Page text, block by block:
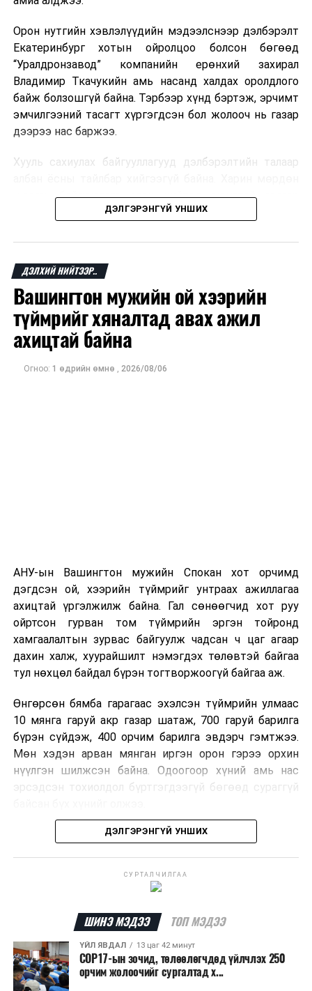
Мароккогийн хөдөлмөр эрхлэлтийн сайд мэдэгджээ.
Орон нутгийн хэвлэлүүдийн мэдээлснээр дэлбэрэлт
Екатеринбург хотын ойролцоо болсон бөгөөд
“Уралдронзавод” компанийн ерөнхий захирал
Владимир Ткачукийн амь насанд халдах оролдлого
байж болзошгүй байна. Тэрбээр хүнд бэртэж, эрчимт
эмчилгээний тасагт хүргэгдсэн бол жолооч нь газар
дээрээ нас баржээ.
Хууль сахиулах байгууллагууд дэлбэрэлтийн талаар
шалгах байгууллага олон нийтэд аюултай аргаар
хүний амь насанд халдахыг завдсан гэх үндэслэлээр
мэдээлжээ.
“Уралдронзавод” компани 2023 онд Екатеринбург
хотод байгуулагдсан бөгөөд нисгэгчгүй нисэх
төхөөрөмж үйлдвэрлэдэг аж. Тус компанийн 2025
оны орлого 6.2 тэрбум рубль, цэвэр ашиг нь 1.9
тэрбум рубльд хүрсэн гэж РБК мэдээлсэн байна.
Одоогоор дэлбэрэлтийн шалтгаан, хэрэгт холбоотой
ДЭЛГЭРЭНГҮЙ УНШИХ
ДЭЛХИЙ НИЙТЭЭР..
Вашингтон мужийн ой хээрийн
түймрийг хяналтад авах ажил
ахицтай байна
Огноо: 1 өдрийн өмнө 2026/08/06
АНУ-ын Вашингтон мужийн Спокан хот орчимд
дэгдсэн ой, хээрийн түймрийг унтраах ажиллагаа
ахицтай үргэлжилж байна. Гал сөнөөгчид хот руу
ойртсон гурван том түймрийн эргэн тойронд
хамгаалалтын зурвас байгуулж чадсан ч цаг агаар
дахин халж, хуурайшилт нэмэгдэх төлөвтэй байгаа
тул нөхцөл байдал бүрэн тогтворжоогүй байгаа аж.
Өнгөрсөн бямба гарагаас эхэлсэн түймрийн улмаас
10 мянга гаруй акр газар шатаж, 700 гаруй барилга
бүрэн сүйдэж, 400 орчим барилга эвдэрч гэмтжээ.
Мөн хэдэн арван мянган иргэн орон гэрээ орхин
нүүлгэн шилжсэн байна. Одоогоор хүний амь нас
эрсэдсэн тохиолдол бүртгэгдээгүй бөгөөд сураггүй
Албаныхны мэдээлснээр түймрийн нэг голомтыг
шатаасан гэх үндэслэлээр эрүүгийн хэрэг үүсгэн
шалтгааныг үргэлжлүүлэн тогтоож байгаа бөгөөд
аянгын улмаас үүсээгүй гэж үзэж байгаа аж.
Одоогоор АНУ даяар 13 мужид 90 гаруй томоохон ой,
хээрийн түймэр идэвхтэй үргэлжилж байгаагийн
ДЭЛГЭРЭНГҮЙ УНШИХ
СУРТАЛЧИЛГАА
ШИНЭ МЭДЭЭ ТОП МЭДЭЭ
ҮЙЛ ЯВДАЛ 13 цаг 42 минут
COP17-ын зочид, төлөөлөгчдөд үйлчлэх 250
орчим жолоочийг сургалтад х...